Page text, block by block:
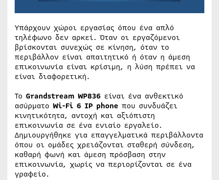
Υπάρχουν χώροι εργασίας όπου ένα απλό
τηλέφωνο δεν αρκεί. Όταν οι εργαζόμενοι
βρίσκονται συνεχώς σε κίνηση, όταν το
περιβάλλον είναι απαιτητικό ή όταν η άμεση
επικοινωνία είναι κρίσιμη, η λύση πρέπει να
είναι διαφορετική.
Το Grandstream WP836 είναι ένα ανθεκτικό
ασύρματο Wi-Fi 6 IP phone που συνδυάζει
κινητικότητα, αντοχή και αξιόπιστη
επικοινωνία σε ένα ενιαίο εργαλείο.
Δημιουργήθηκε για επαγγελματικά περιβάλλοντα
όπου οι ομάδες χρειάζονται σταθερή σύνδεση,
καθαρή φωνή και άμεση πρόσβαση στην
επικοινωνία, χωρίς να περιορίζονται σε ένα
γραφείο.